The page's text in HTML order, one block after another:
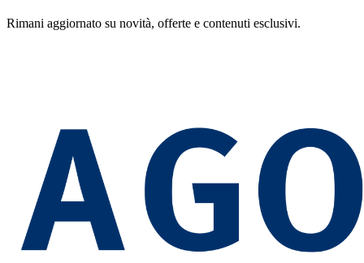
Rimani aggiornato su novità, offerte e contenuti esclusivi.